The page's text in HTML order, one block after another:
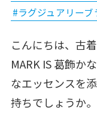
#ラグジュアリーブ
こんにちは、古
MARK IS 葛飾か
なエッセンスを
持ちでしょうか。